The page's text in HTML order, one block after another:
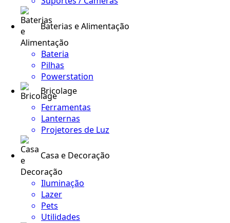
Baterias e Alimentação
Bateria
Pilhas
Powerstation
Bricolage
Ferramentas
Lanternas
Projetores de Luz
Casa e Decoração
Iluminação
Lazer
Pets
Utilidades